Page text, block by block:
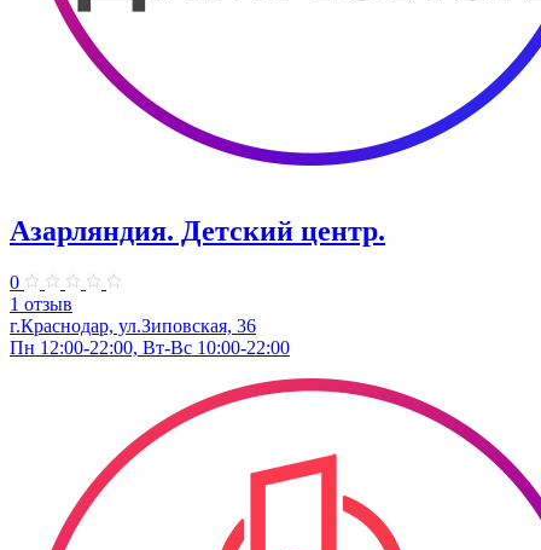
Азарляндия. ​Детский центр.
0
1 отзыв
г.Краснодар, ул.Зиповская, 36
Пн 12:00-22:00, Вт-Вс 10:00-22:00